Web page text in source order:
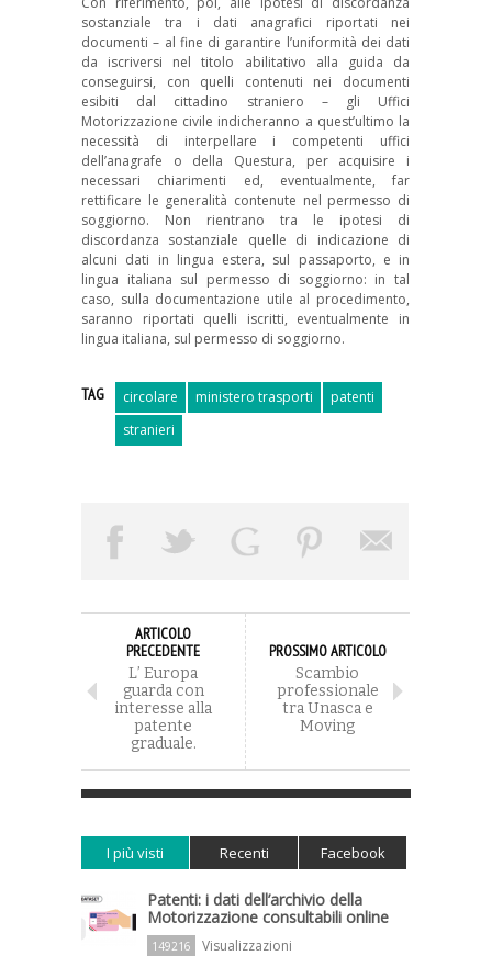
sostanziale tra i dati anagrafici riportati nei
documenti – al fine di garantire l’uniformità dei dati
da iscriversi nel titolo abilitativo alla guida da
conseguirsi, con quelli contenuti nei documenti
esibiti dal cittadino straniero – gli Uffici
Motorizzazione civile indicheranno a quest’ultimo la
necessità di interpellare i competenti uffici
dell’anagrafe o della Questura, per acquisire i
necessari chiarimenti ed, eventualmente, far
rettificare le generalità contenute nel permesso di
soggiorno. Non rientrano tra le ipotesi di
discordanza sostanziale quelle di indicazione di
alcuni dati in lingua estera, sul passaporto, e in
lingua italiana sul permesso di soggiorno: in tal
caso, sulla documentazione utile al procedimento,
saranno riportati quelli iscritti, eventualmente in
lingua italiana, sul permesso di soggiorno.
TAG circolare ministero trasporti
patenti
stranieri
ARTICOLO
PRECEDENTE
L’ Europa
guarda con
interesse alla
patente
graduale.
PROSSIMO ARTICOLO
Scambio
professionale
tra Unasca e
Moving
I più visti Recenti Facebook
Patenti: i dati dell’archivio della
Motorizzazione consultabili online
149216 Visualizzazioni